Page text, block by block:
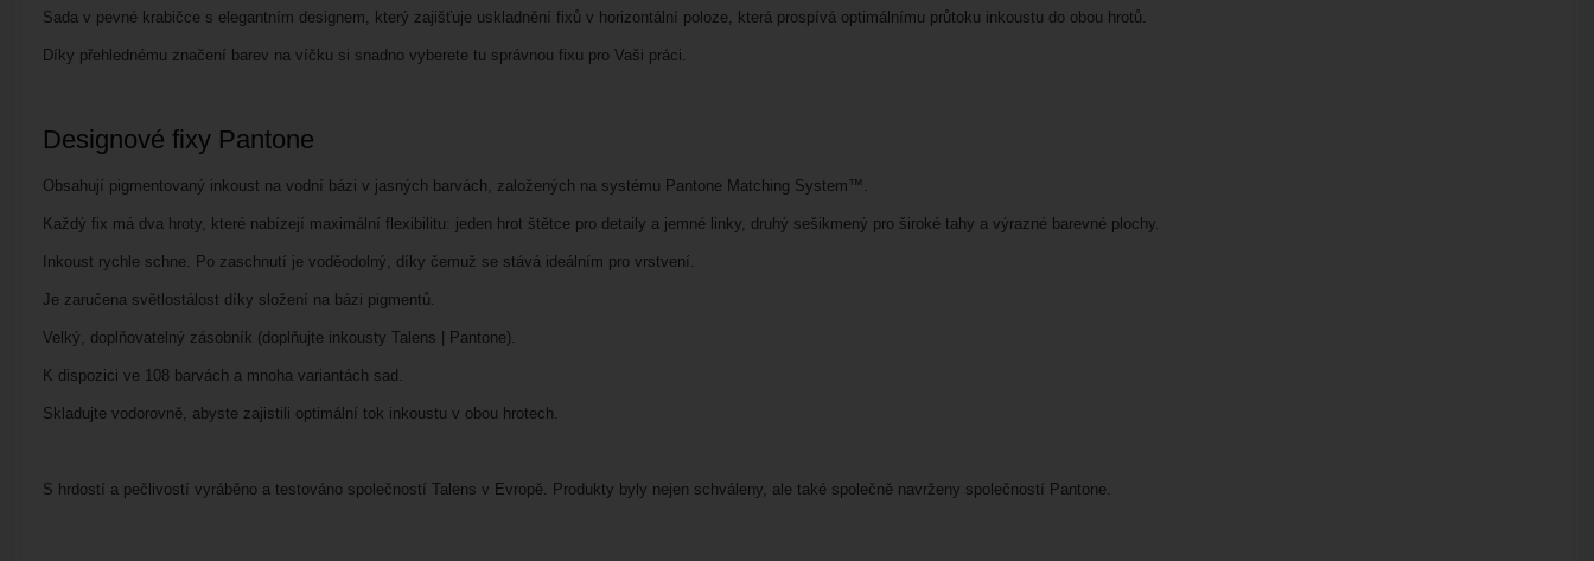
Sada v pevné krabičce s elegantním designem, který zajišťuje uskladnění fixů v horizontální poloze, která prospívá optimálnímu průtoku inkoustu do obou hrotů.
Díky přehlednému značení barev na víčku si snadno vyberete tu správnou fixu pro Vaši práci.
Designové fixy Pantone
Obsahují pigmentovaný inkoust na vodní bázi v jasných barvách, založených na systému Pantone Matching System™.
Každý fix má dva hroty, které nabízejí maximální flexibilitu: jeden hrot štětce pro detaily a jemné linky, druhý sešikmený pro široké tahy a výrazné barevné plochy.
Inkoust rychle schne. Po zaschnutí je voděodolný, díky čemuž se stává ideálním pro vrstvení.
Je zaručena světlostálost díky složení na bázi pigmentů.
Velký, doplňovatelný zásobník (doplňujte inkousty Talens | Pantone).
K dispozici ve 108 barvách a mnoha variantách sad.
Skladujte vodorovně, abyste zajistili optimální tok inkoustu v obou hrotech.
S hrdostí a pečlivostí vyráběno a testováno společností Talens v Evropě. Produkty byly nejen schváleny, ale také společně navrženy společností Pantone.